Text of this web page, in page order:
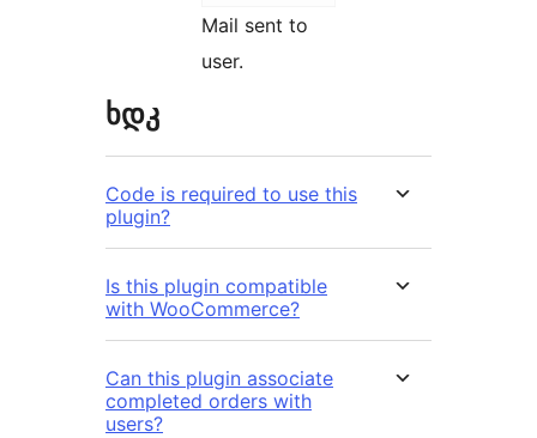
Mail sent to
user.
ხდკ
Code is required to use this
plugin?
Is this plugin compatible
with WooCommerce?
Can this plugin associate
completed orders with
users?